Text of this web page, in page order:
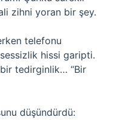
zihni yoran bir şey.
telefonu
hissi garipti.
tedirginlik… “Bir
düşündürdü: